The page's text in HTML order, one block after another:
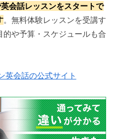
会話レッスンをスタートで
。無料体験レッスンを受講す
や予算・スケジュールも合
英会話の公式サイト